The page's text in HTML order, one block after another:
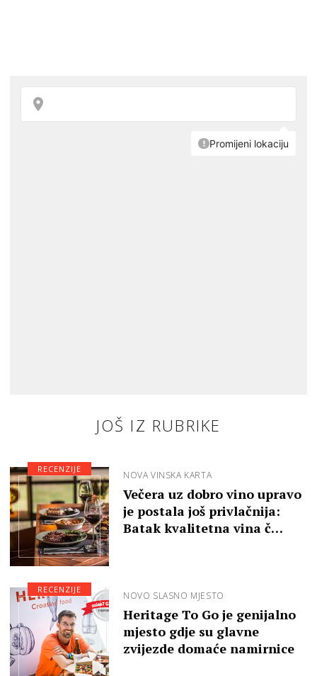
JOŠ IZ RUBRIKE
NOVA VINSKA KARTA
Večera uz dobro vino upravo
je postala još privlačnija:
Batak kvalitetna vina č…
RECENZIJE
NOVO SLASNO MJESTO
Heritage To Go je genijalno
mjesto gdje su glavne
zvijezde domaće namirnice
RECENZIJE